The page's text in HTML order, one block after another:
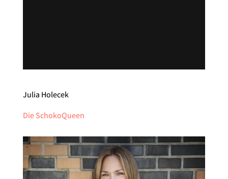
Julia Holecek
Die SchokoQueen